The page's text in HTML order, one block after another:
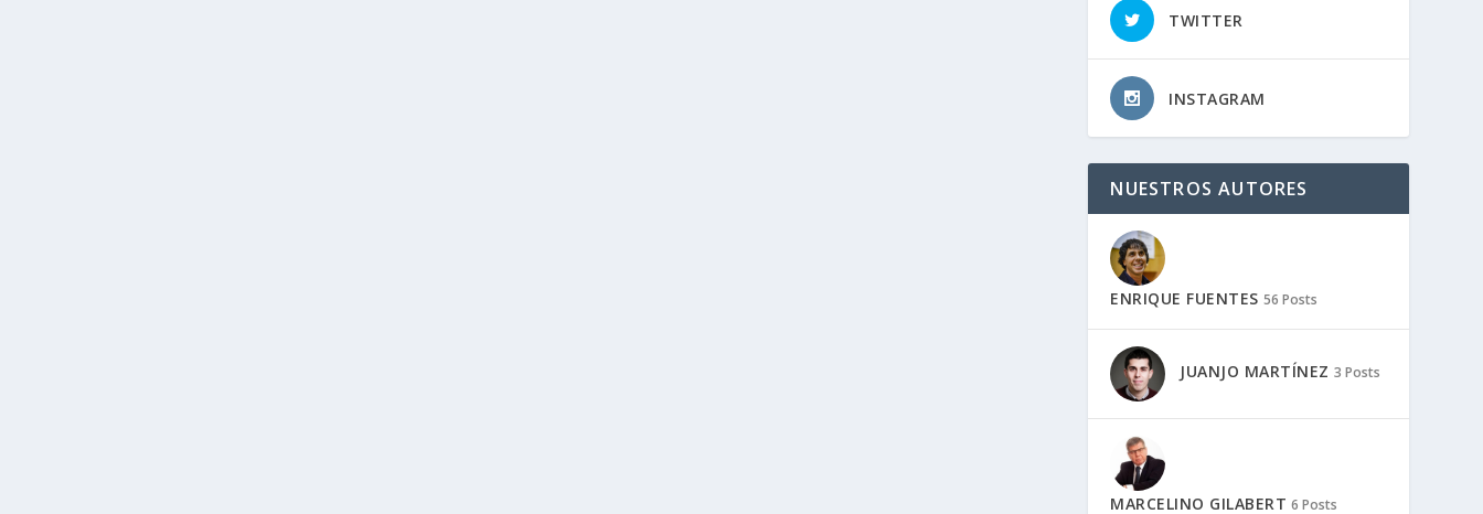
TWITTER
INSTAGRAM
NUESTROS AUTORES
ENRIQUE FUENTES 56 Posts
JUANJO MARTÍNEZ 3 Posts
MARCELINO GILABERT 6 Posts